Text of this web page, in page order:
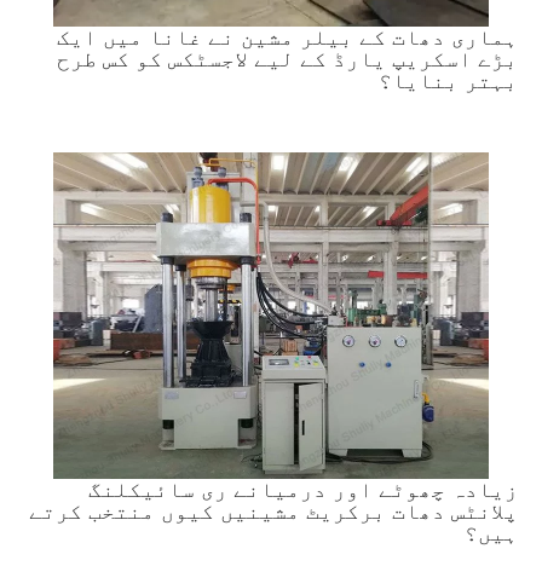
ہماری دھات کے بیلر مشین نے غانا میں ایک
بڑے اسکریپ یارڈ کے لیے لاجسٹکس کو کس طرح
بہتر بنایا؟
زیادہ چھوٹے اور درمیانے ری سائیکلنگ
پلانٹس دھات برکریٹ مشینیں کیوں منتخب کرتے
ہیں؟